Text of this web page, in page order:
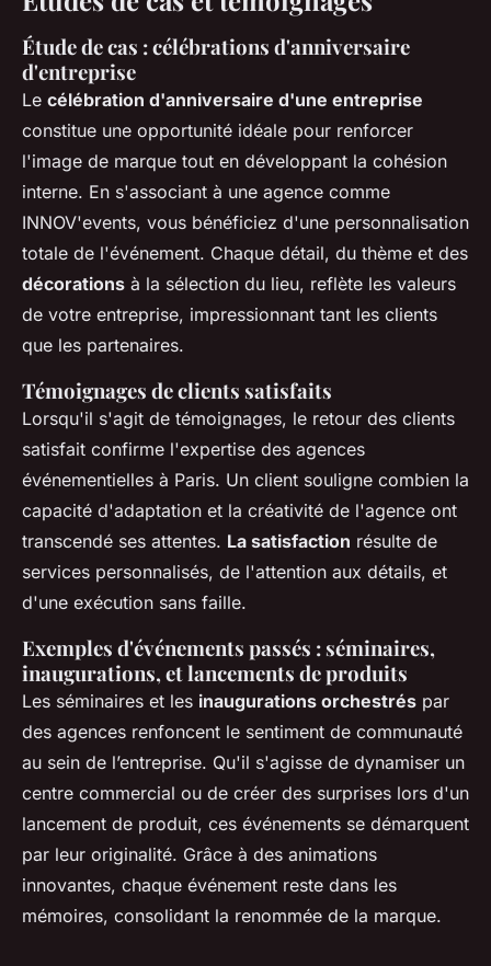
Étude de cas : célébrations d'anniversaire
d'entreprise
Le célébration d'anniversaire d'une entreprise
constitue une opportunité idéale pour renforcer
l'image de marque tout en développant la cohésion
interne. En s'associant à une agence comme
INNOV'events, vous bénéficiez d'une personnalisation
totale de l'événement. Chaque détail, du thème et des
décorations à la sélection du lieu, reflète les valeurs
de votre entreprise, impressionnant tant les clients
que les partenaires.
Témoignages de clients satisfaits
Lorsqu'il s'agit de témoignages, le retour des clients
satisfait confirme l'expertise des agences
événementielles à Paris. Un client souligne combien la
capacité d'adaptation et la créativité de l'agence ont
transcendé ses attentes. La satisfaction résulte de
services personnalisés, de l'attention aux détails, et
d'une exécution sans faille.
Exemples d'événements passés : séminaires,
inaugurations, et lancements de produits
Les séminaires et les inaugurations orchestrés par
des agences renfoncent le sentiment de communauté
au sein de l’entreprise. Qu'il s'agisse de dynamiser un
centre commercial ou de créer des surprises lors d'un
lancement de produit, ces événements se démarquent
par leur originalité. Grâce à des animations
innovantes, chaque événement reste dans les
mémoires, consolidant la renommée de la marque.